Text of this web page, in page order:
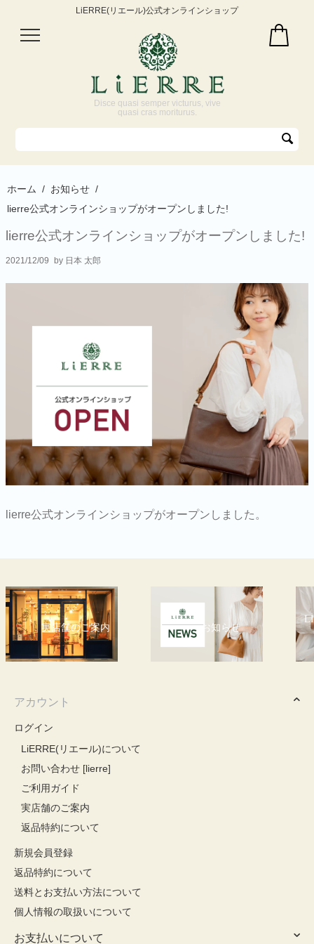
LiERRE(リエール)公式オンラインショップ
Disce quasi semper victurus, vive
quasi cras moriturus.
ホーム / お知らせ /
lierre公式オンラインショップがオープンしました!
lierre公式オンラインショップがオープンしました!
2021/12/09 by 日本 太郎
lierre公式オンラインショップがオープンしました。
実店舗のご案内 お知らせ
アカウント
ログイン
LiERRE(リエール)について
お問い合わせ [lierre]
ご利用ガイド
実店舗のご案内
返品特約について
新規会員登録
返品特約について
送料とお支払い方法について
個人情報の取扱いについて
お支払いについて